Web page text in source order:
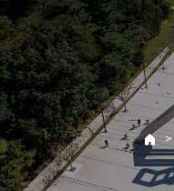
뉴
>